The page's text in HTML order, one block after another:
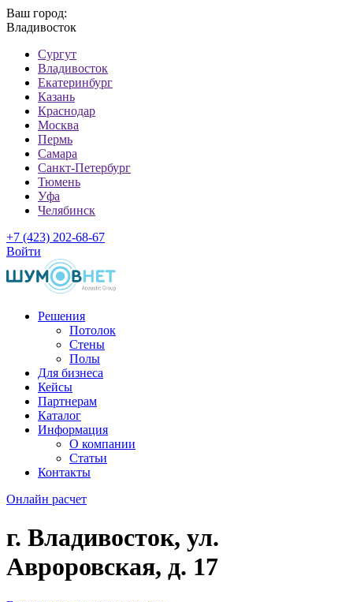
Ваш город:
Владивосток
Cургут
Владивосток
Екатеринбург
Казань
Краснодар
Москва
Пермь
Самара
Санкт-Петербург
Тюмень
Уфа
Челябинск
+7 (423) 202-68-67
Войти
Решения
Потолок
Стены
Полы
Для бизнеса
Кейсы
Партнерам
Каталог
Информация
О компании
Статьи
Контакты
Онлайн расчет
г. Владивосток, ул.
Авроровская, д. 17